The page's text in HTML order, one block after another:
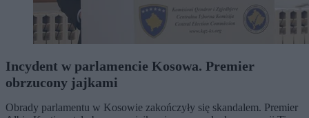
Incydent w parlamencie Kosowa. Premier
obrzucony jajkami
Obrady parlamentu w Kosowie zakończyły się skandalem. Premier